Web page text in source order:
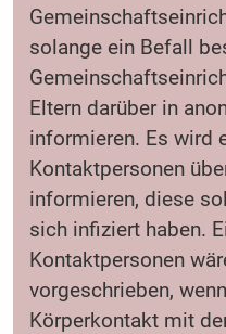
solange ein Befall
Eltern darüber in
informieren. Es wird
Kontaktpersonen
informieren, diese
sich infiziert haben.
Kontaktpersonen
vorgeschrieben,
Körperkontakt mit